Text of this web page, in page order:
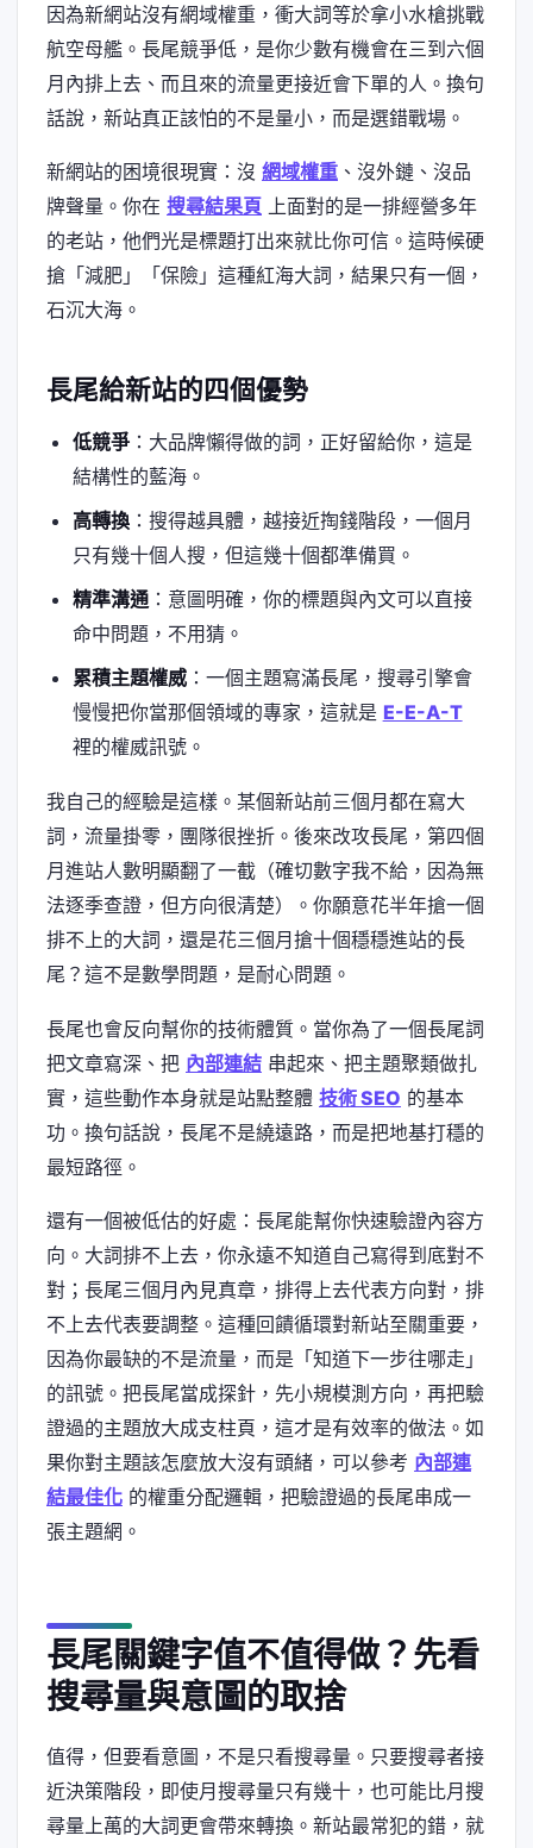
因為新網站沒有網域權重，衝大詞等於拿小水槍挑戰
航空母艦。長尾競爭低，是你少數有機會在三到六個
月內排上去、而且來的流量更接近會下單的人。換句
話說，新站真正該怕的不是量小，而是選錯戰場。
新網站的困境很現實：沒 網域權重 、沒外鏈、沒品
牌聲量。你在 搜尋結果頁 上面對的是一排經營多年
的老站，他們光是標題打出來就比你可信。這時候硬
搶「減肥」「保險」這種紅海大詞，結果只有一個，
石沉大海。
長尾給新站的四個優勢
低競爭：大品牌懶得做的詞，正好留給你，這是
結構性的藍海。
高轉換：搜得越具體，越接近掏錢階段，一個月
只有幾十個人搜，但這幾十個都準備買。
精準溝通：意圖明確，你的標題與內文可以直接
命中問題，不用猜。
累積主題權威：一個主題寫滿長尾，搜尋引擎會
慢慢把你當那個領域的專家，這就是 E-E-A-T
裡的權威訊號。
我自己的經驗是這樣。某個新站前三個月都在寫大
詞，流量掛零，團隊很挫折。後來改攻長尾，第四個
月進站人數明顯翻了一截（確切數字我不給，因為無
法逐季查證，但方向很清楚）。你願意花半年搶一個
排不上的大詞，還是花三個月搶十個穩穩進站的長
尾？這不是數學問題，是耐心問題。
長尾也會反向幫你的技術體質。當你為了一個長尾詞
把文章寫深、把 內部連結 串起來、把主題聚類做扎
實，這些動作本身就是站點整體 技術 SEO 的基本
功。換句話說，長尾不是繞遠路，而是把地基打穩的
最短路徑。
還有一個被低估的好處：長尾能幫你快速驗證內容方
向。大詞排不上去，你永遠不知道自己寫得到底對不
對；長尾三個月內見真章，排得上去代表方向對，排
不上去代表要調整。這種回饋循環對新站至關重要，
因為你最缺的不是流量，而是「知道下一步往哪走」
的訊號。把長尾當成探針，先小規模測方向，再把驗
證過的主題放大成支柱頁，這才是有效率的做法。如
果你對主題該怎麼放大沒有頭緒，可以參考 內部連
結最佳化 的權重分配邏輯，把驗證過的長尾串成一
張主題網。
長尾關鍵字值不值得做？先看
搜尋量與意圖的取捨
值得，但要看意圖，不是只看搜尋量。只要搜尋者接
近決策階段，即使月搜尋量只有幾十，也可能比月搜
尋量上萬的大詞更會帶來轉換。新站最常犯的錯，就